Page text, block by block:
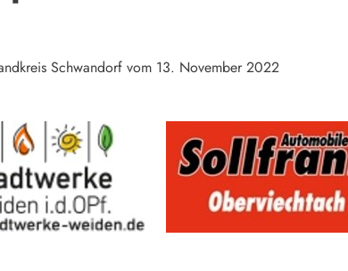
Schwandorf vom 13. November 2022